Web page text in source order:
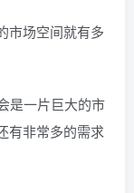
市场空间就有多
是一片巨大的市
有非常多的需求